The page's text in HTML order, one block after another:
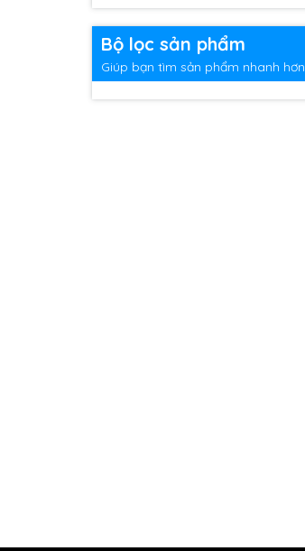
Bộ lọc sản phẩm
Giúp bạn tìm sản phẩm nhanh hơn